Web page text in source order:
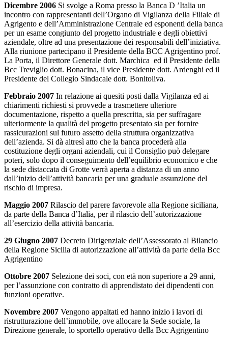
Dicembre 2006 Si svolge a Roma presso la Banca D ’Italia un
incontro con rappresentanti dell’Organo di Vigilanza della Filiale di
Agrigento e dell’Amministrazione Centrale ed esponenti della banca
per un esame congiunto del progetto industriale e degli obiettivi
aziendale, oltre ad una presentazione dei responsabili dell’iniziativa.
Alla riunione partecipano il Presidente della BCC Agrigentino prof.
La Porta, il Direttore Generale dott. Marchica ed il Presidente della
Bcc Treviglio dott. Bonacina, il vice Presidente dott. Ardenghi ed il
Presidente del Collegio Sindacale dott. Bonitoliva.
Febbraio 2007 In relazione ai quesiti posti dalla Vigilanza ed ai
chiarimenti richiesti si provvede a trasmettere ulteriore
documentazione, rispetto a quella prescritta, sia per suffragare
ulteriormente la qualità del progetto presentato sia per fornire
rassicurazioni sul futuro assetto della struttura organizzativa
dell’azienda. Si dà altresì atto che la banca procederà alla
costituzione degli organi aziendali, cui il Consiglio può delegare
poteri, solo dopo il conseguimento dell’equilibrio economico e che
la sede distaccata di Grotte verrà aperta a distanza di un anno
dall’inizio dell’attività bancaria per una graduale assunzione del
rischio di impresa.
Maggio 2007 Rilascio del parere favorevole alla Regione siciliana,
da parte della Banca d’Italia, per il rilascio dell’autorizzazione
all’esercizio della attività bancaria.
29 Giugno 2007 Decreto Dirigenziale dell’Assessorato al Bilancio
della Regione Sicilia di autorizzazione all’attività da parte della Bcc
Agrigentino
Ottobre 2007 Selezione dei soci, con età non superiore a 29 anni,
per l’assunzione con contratto di apprendistato dei dipendenti con
funzioni operative.
Novembre 2007 Vengono appaltati ed hanno inizio i lavori di
ristrutturazione dell’immobile, ove allocare la Sede sociale, la
Direzione generale, lo sportello operativo della Bcc Agrigentino